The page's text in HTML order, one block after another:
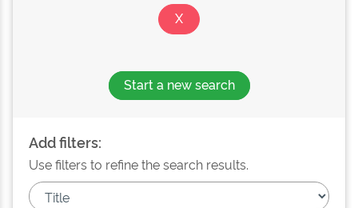
Start a new search
Add filters:
Use filters to refine the search results.